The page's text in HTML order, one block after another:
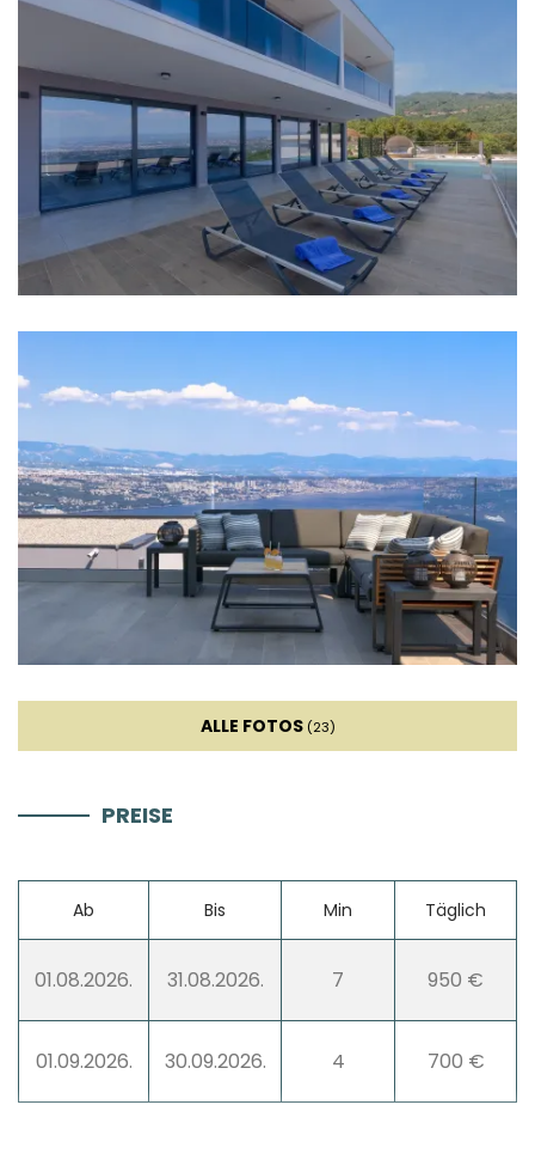
Ofen
Kühlschrank
Wasserkocher
Toaster
Geschirrspüler
Kaffeemaschine
Geschirr
Hochstuhl
Sofa
Tischtennis
Darts
ALLE FOTOS (23)
PREISE
Ab Bis Min Täglich
01.08.2026. 31.08.2026. 7 950 €
01.09.2026. 30.09.2026. 4 700 €